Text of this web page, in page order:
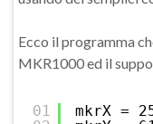
Ecco il programma
MKR1000 ed il
01
mkrX =